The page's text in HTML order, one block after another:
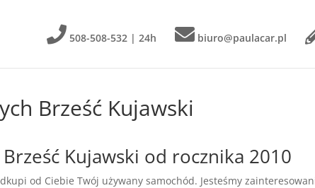
508-508-532 | 24h biuro@paulacar.pl
Brześć Kujawski
Kujawski od rocznika 2010
od Ciebie Twój używany samochód. Jesteśmy